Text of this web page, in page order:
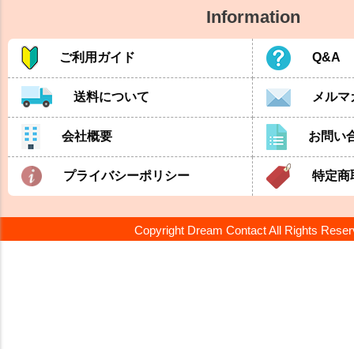
Information
ご利用ガイド Q&A
送料について メル
会社概要 お問い
プライバシーポリシー 特定商
Copyright Dream Contact All Rights